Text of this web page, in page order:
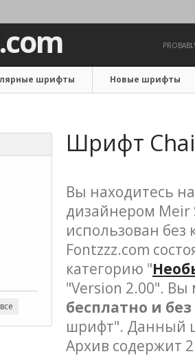
шрифты Новые шрифты
Шрифт
Вы находитесь
дизайнером Meir
использован
Fontzzz.com
категорию "
"Version 2.00".
бесплатно и
шрифт". Данный
Архив содержит